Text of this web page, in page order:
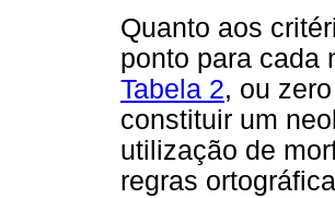
Quanto aos
ponto para cada
Tabela 2, ou
constituir um
utilização de
regras